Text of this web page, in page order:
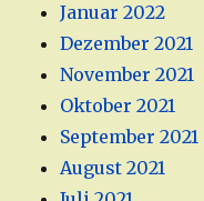
Januar 2022
Dezember 2021
November 2021
Oktober 2021
September 2021
August 2021